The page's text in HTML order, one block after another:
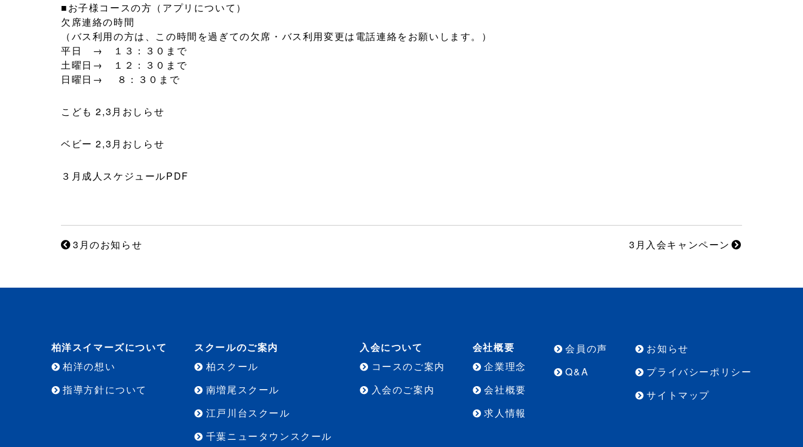
■お子様コースの方（アプリについて）
欠席連絡の時間
（バス利用の方は、この時間を過ぎての欠席・バス利用変更は電話連絡をお願いします。）
平日 → １３：３０まで
土曜日→ １２：３０まで
日曜日→ ８：３０まで
こども 2,3月おしらせ
ベビー 2,3月おしらせ
３月成人スケジュールPDF
3月のお知らせ 3月入会キャンペーン
柏洋スイマーズについて
柏洋の想い
指導方針について
スクールのご案内
柏スクール
南増尾スクール
江戸川台スクール
千葉ニュータウンスクール
入会について
コースのご案内
入会のご案内
会社概要
企業理念
会社概要
求人情報
会員の声
Q&A
お知らせ
プライバシーポリシー
サイトマップ